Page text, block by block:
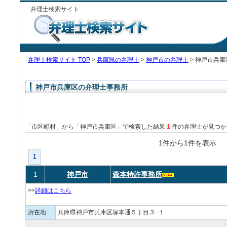
弁理士検索サイト
弁理士検索サイト TOP > 兵庫県の弁理士 > 神戸市の弁理士 > 神戸市兵
神戸市兵庫区の弁理士事務所
「市区町村」から「神戸市兵庫区」で検索した結果 1 件の弁理士が見つ
1件から1件を表
1
1 神戸市 森本特許事務所
>>詳細はこちら
所在地 兵庫県神戸市兵庫区塚本通５丁目３−１